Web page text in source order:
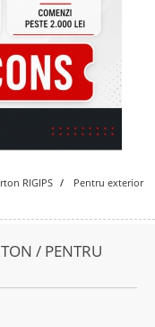
RIGIPS
Pentru exterior
/ PENTRU